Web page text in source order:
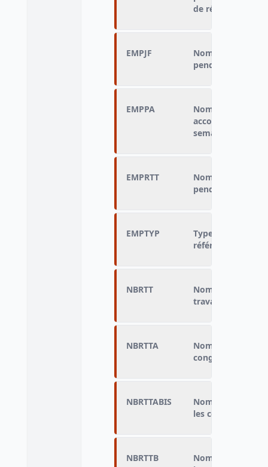
de référence
EMPJF
Nombre
pendant la
EMPPA
Nombre
accordés par
semaine de
EMPRTT
Nombre d'heures
pendant la
EMPTYP
Types de congés
référence
NBRTT
Nombre de jours
travail auxquels
NBRTTA
Nombre de jours
congés déclarés
NBRTTABIS
Nombre de jours
les congés
NBRTTB
Nombre de jours